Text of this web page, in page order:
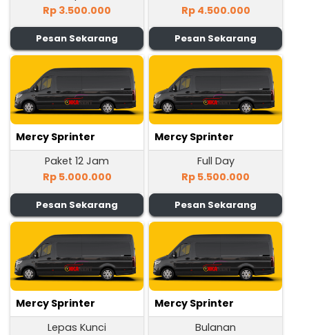
Rp 3.500.000
Pesan Sekarang
Rp 4.500.000
Pesan Sekarang
Mercy Sprinter
Paket 12 Jam
Rp 5.000.000
Pesan Sekarang
Mercy Sprinter
Full Day
Rp 5.500.000
Pesan Sekarang
Mercy Sprinter
Lepas Kunci
Mercy Sprinter
Bulanan